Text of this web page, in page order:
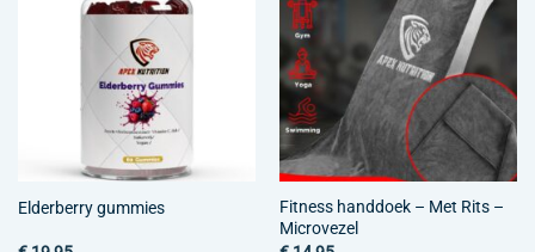
Elderberry gummies
Fitness handdoek – Met Rits –
Microvezel